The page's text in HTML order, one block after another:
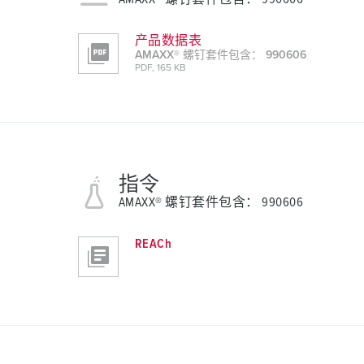
产品数据表
AMAXX® 螺钉套件包含： 990606
PDF, 165 KB
指令
AMAXX® 螺钉套件包含： 990606
REACh